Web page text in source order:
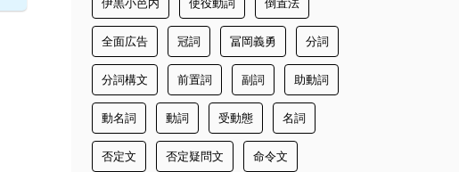
全面広告 冠詞 冨岡義勇 分詞
分詞構文 前置詞 副詞 助動詞
動名詞 動詞 受動態 名詞
否定文 否定疑問文 命令文